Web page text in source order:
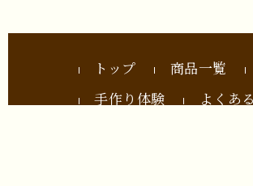
トップ 商品一覧
手作り体験
よくあ